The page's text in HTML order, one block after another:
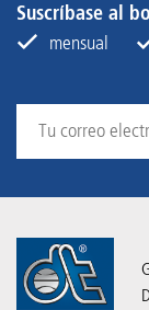
Suscríbase al
mensual